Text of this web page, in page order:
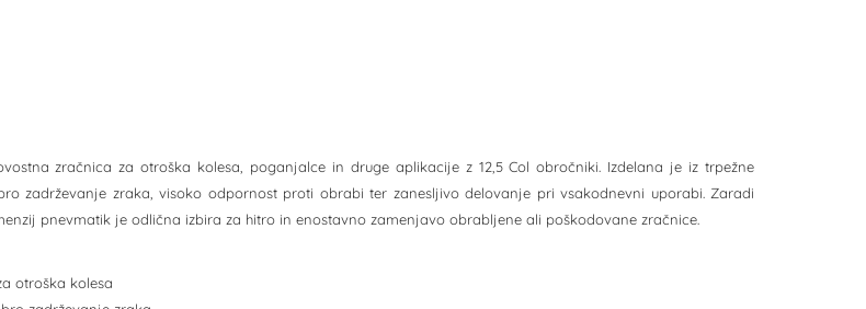
zračnica za otroška kolesa, poganjalce in druge aplikacije z 12,5 Col obročniki. Izdelana je iz trpežne
zadrževanje zraka, visoko odpornost proti obrabi ter zanesljivo delovanje pri vsakodnevni uporabi. Zaradi
pnevmatik je odlična izbira za hitro in enostavno zamenjavo obrabljene ali poškodovane zračnice.
otroška kolesa